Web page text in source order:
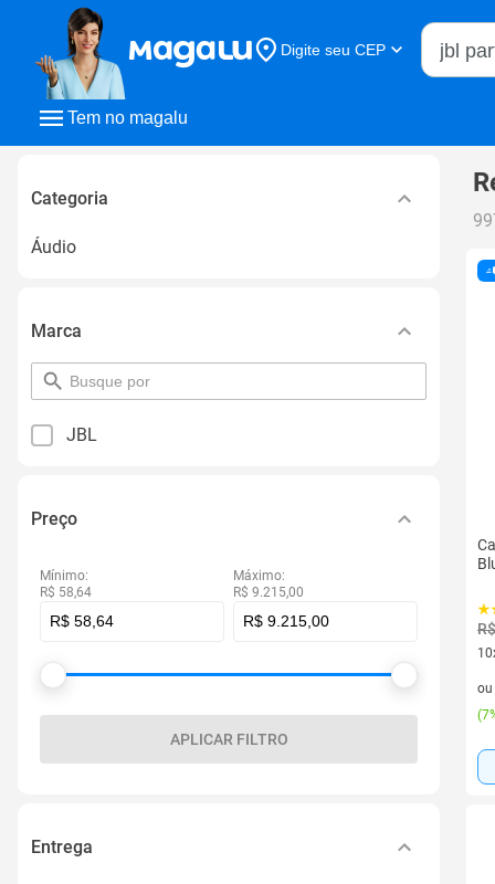
Tem no magalu
Digite seu CEP
Buscar
Categoria
Áudio
Marca
pesquisar
por
JBL
Preço
Mínimo:
R$ 58,64
Máximo:
R$ 9.215,00
APLICAR FILTRO
Entrega
ou
(